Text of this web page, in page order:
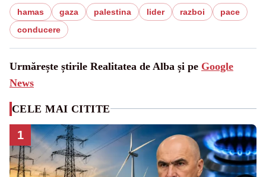
hamas gaza palestina lider razboi
pace
conducere
Urmărește știrile Realitatea de Alba și pe Google
News
CELE MAI CITITE
1